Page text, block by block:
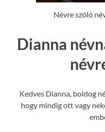
Névre szóló
Dianna
Kedves Dianna, boldog
hogy mindig ott vagy